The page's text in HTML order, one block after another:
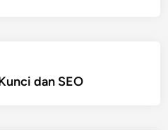
dan SEO